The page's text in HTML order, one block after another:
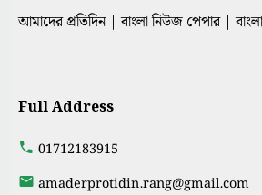
আমাদের প্রতিদিন | বাংলা নিউজ পেপার |
Full Address
01712183915
amaderprotidin.rang@gmail.com